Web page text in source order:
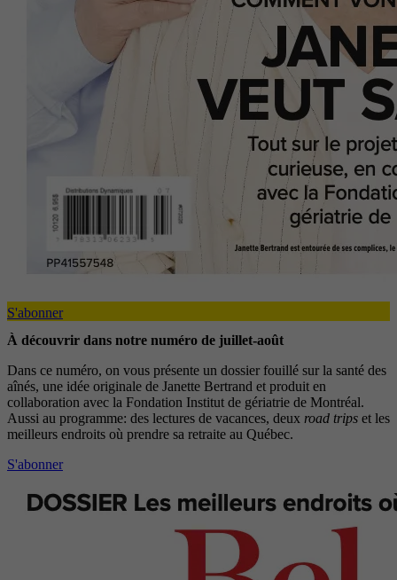
S'abonner
À découvrir dans notre numéro de juillet-août
Dans ce numéro, on vous présente un dossier fouillé sur la santé des
aînés, une idée originale de Janette Bertrand et produit en
collaboration avec la Fondation Institut de gériatrie de Montréal.
Aussi au programme: des lectures de vacances, deux road trips et les
meilleurs endroits où prendre sa retraite au Québec.
S'abonner